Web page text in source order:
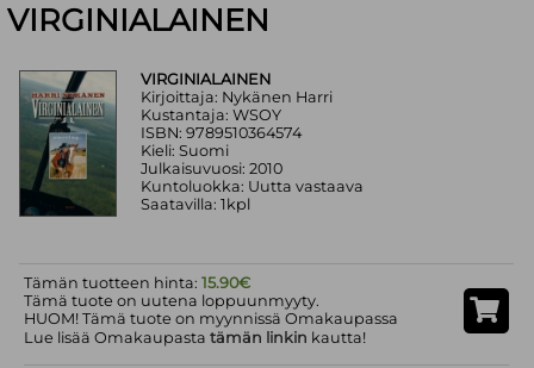
VIRGINIALAINEN
VIRGINIALAINEN
Kirjoittaja: Nykänen Harri
Kustantaja: WSOY
ISBN: 9789510364574
Kieli: Suomi
Julkaisuvuosi: 2010
Kuntoluokka: Uutta vastaava
Saatavilla: 1kpl
Tämän tuotteen hinta:15.90€
Tämä tuote on uutena loppuunmyyty.
HUOM! Tämä tuote on myynnissä Omakaupassa
Lue lisää Omakaupastatämän linkin kautta!